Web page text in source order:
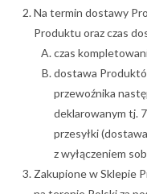
Na termin dostawy
Produktu oraz czas
czas
dostawa
przewoźnika
deklarowanym tj.
przesyłki
z wyłączeniem
Zakupione w Sklepie